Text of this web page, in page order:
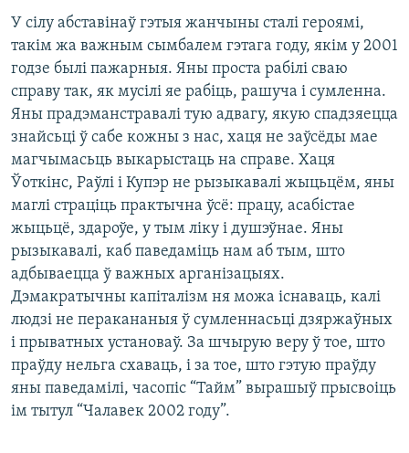
У сілу абставінаў гэтыя жанчыны сталі героямі,
такім жа важным сымбалем гэтага году, якім у 2001
годзе былі пажарныя. Яны проста рабілі сваю
справу так, як мусілі яе рабіць, рашуча і сумленна.
Яны прадэманстравалі тую адвагу, якую спадзяецца
знайсьці ў сабе кожны з нас, хаця не заўсёды мае
магчымасьць выкарыстаць на справе. Хаця
Ўоткінс, Раўлі і Купэр не рызыкавалі жыцьцём, яны
маглі страціць практычна ўсё: працу, асабістае
жыцьцё, здароўе, у тым ліку і душэўнае. Яны
рызыкавалі, каб паведаміць нам аб тым, што
адбываецца ў важных арганізацыях.
Дэмакратычны капіталізм ня можа існаваць, калі
людзі не перакананыя ў сумленнасьці дзяржаўных
і прыватных установаў. За шчырую веру ў тое, што
праўду нельга схаваць, і за тое, што гэтую праўду
яны паведамілі, часопіс “Тайм” вырашыў прысвоіць
ім тытул “Чалавек 2002 году”.